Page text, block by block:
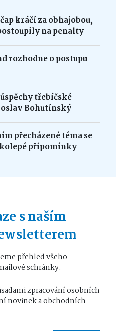
kráčí za obhajobou,
na penalty
rozhodne o postupu
třebíčské
Bohutínský
přecházené téma se
připomínky
s naším
přehled všeho
schránky.
zpracování osobních
novinek a obchodních